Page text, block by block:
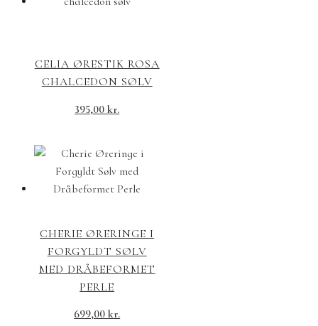
CELIA ØRESTIK ROSA
CHALCEDON SØLV
395,00kr.
CHERIE ØRERINGE I
FORGYLDT SØLV
MED DRÅBEFORMET
PERLE
699,00kr.